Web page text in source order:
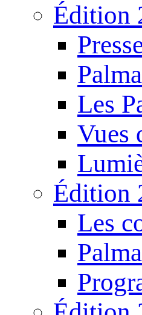
Édition
Les
Vues
Édition
Les